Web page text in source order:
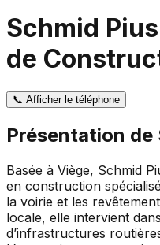
Schmid
de
📞 Afficher le téléphone
Présentation de
Basée à Viège, Schmid
en construction
la voirie et les
locale, elle intervient
d’infrastructures